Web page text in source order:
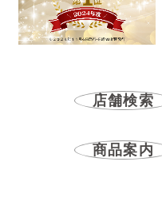
店舗検索
商品案内